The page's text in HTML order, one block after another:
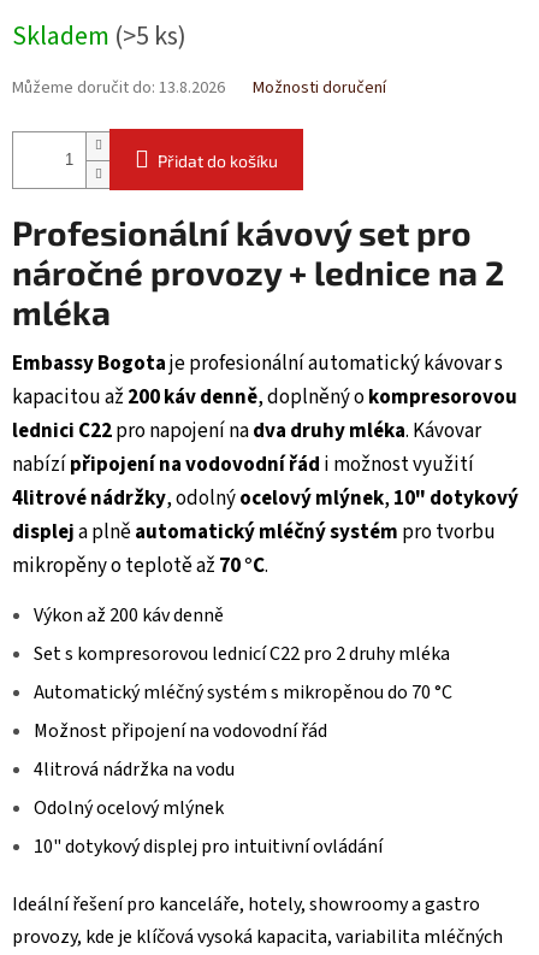
cena:
Skladem (>5 ks)
Můžeme doručit do: 13.8.2026 Možnosti doručení
Přidat do košíku
Profesionální kávový set pro
náročné provozy + lednice na 2
mléka
Embassy Bogotaje profesionální automatický kávovar s
kapacitou až 200 káv denně, doplněný okompresorovou
lednici C22pro napojení nadva druhy mléka. Kávovar
nabízípřipojení na vodovodní řád i možnost využití
4litrové nádržky, odolnýocelový mlýnek, 10" dotykový
displeja plněautomatický mléčný systém pro tvorbu
mikropěny o teplotě až 70 °C.
Výkon až 200 káv denně
Set s kompresorovou lednicí C22 pro 2 druhy mléka
Automatický mléčný systém s mikropěnou do 70 °C
Možnost připojení na vodovodní řád
4litrová nádržka na vodu
Odolný ocelový mlýnek
10" dotykový displej pro intuitivní ovládání
Ideální řešení pro kanceláře, hotely, showroomy a gastro
provozy, kde je klíčová vysoká kapacita, variabilita mléčných